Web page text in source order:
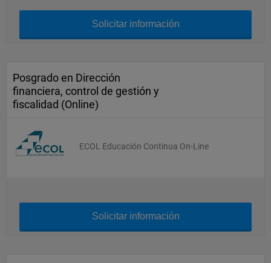
Solicitar información
Posgrado en Dirección
financiera, control de gestión y
fiscalidad (Online)
ECOL Educación Continua On-Line
Solicitar información